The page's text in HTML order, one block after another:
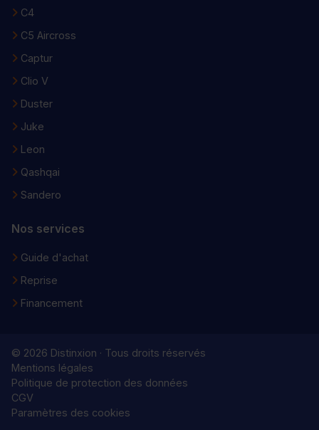
C4
C5 Aircross
Captur
Clio V
Duster
Juke
Leon
Qashqai
Sandero
Nos services
Guide d'achat
Reprise
Financement
© 2026 Distinxion · Tous droits réservés
Mentions légales
Politique de protection des données
CGV
Paramètres des cookies